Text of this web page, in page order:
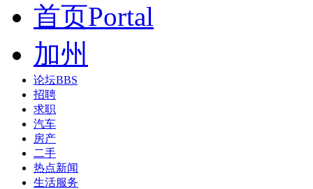
首页Portal
加州
论坛BBS
招聘
求职
汽车
房产
二手
热点新闻
生活服务